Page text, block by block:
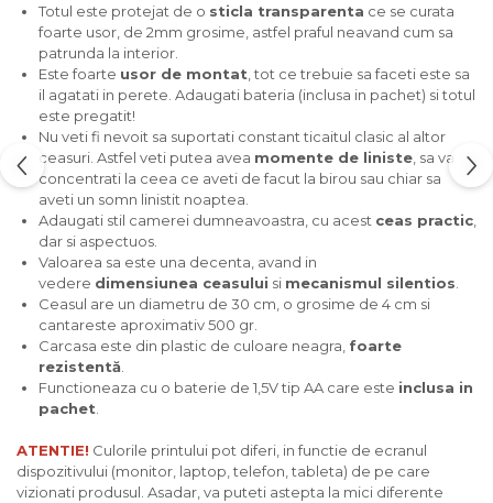
Tricouri cadou 60 ani
Tricouri motociclisti
Tricouri motociclisti
Tricouri enduro
Tricouri offroad
Tricouri biciclisti
Tricouri biciclisti
Tricouri biciclisti MTB
Tricouri biciclisti BMX
Tricouri biciclisti downhill
Tricouri skateboard
Tricouri sport/fitness
Tricouri fitness/sala de forta
Tricouri yoga
Totul este protejat de o sticla transparenta ce se curata
foarte usor, de 2mm grosime, astfel praful neavand cum sa
patrunda la interior.
Este foarte usor de montat , tot ce trebuie sa faceti este sa
il agatati in perete. Adaugati bateria (inclusa in pachet) si totul
este pregatit!
Nu veti fi nevoit sa suportati constant ticaitul clasic al altor
ceasuri. Astfel veti putea avea momente de liniste , sa va
concentrati la ceea ce aveti de facut la birou sau chiar sa
aveti un somn linistit noaptea.
Adaugati stil camerei dumneavoastra, cu acest ceas practic
dar si aspectuos.
Valoarea sa este una decenta, avand in
vedere dimensiunea ceasului si mecanismul silentios
Ceasul are un diametru de 30 cm, o grosime de 4 cm si
cantareste aproximativ 500 gr.
Carcasa este din plastic de culoare neagra, foarte
rezistentă
Functioneaza cu o baterie de 1,5V tip AA care este inclusa in
pachet
ATENTIE! Culorile printului pot diferi, in functie de ecranul
dispozitivului (monitor, laptop, telefon, tableta) de pe care
vizionati produsul. Asadar, va puteti astepta la mici diferente